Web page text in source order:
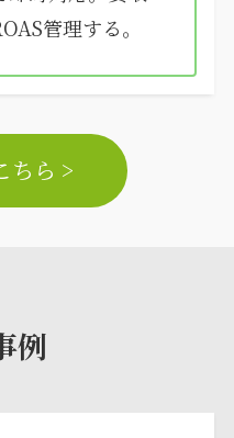
管理する。
ちら >
例